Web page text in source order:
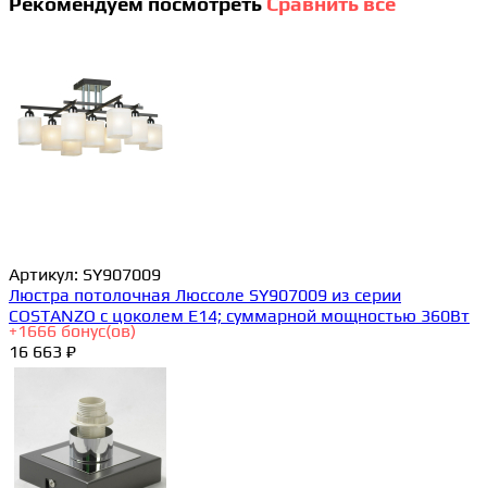
Артикул: SY907009
Люстра потолочная Люссоле SY907009 из серии
COSTANZO с цоколем E14; суммарной мощностью 360Вт
+1666 бонус(ов)
16 663 ₽